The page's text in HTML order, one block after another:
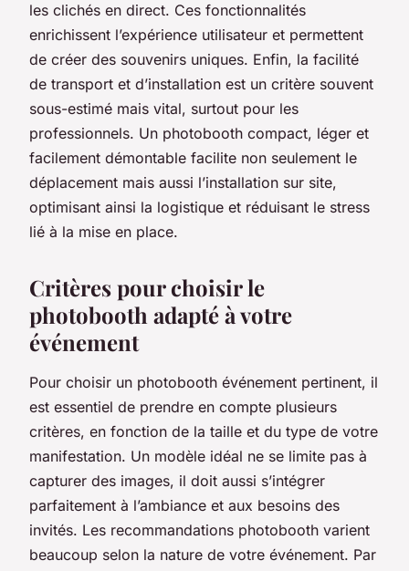
les clichés en direct. Ces fonctionnalités
enrichissent l’expérience utilisateur et permettent
de créer des souvenirs uniques. Enfin, la facilité
de transport et d’installation est un critère souvent
sous-estimé mais vital, surtout pour les
professionnels. Un photobooth compact, léger et
facilement démontable facilite non seulement le
déplacement mais aussi l’installation sur site,
optimisant ainsi la logistique et réduisant le stress
lié à la mise en place.
Critères pour choisir le
photobooth adapté à votre
événement
Pour choisir un photobooth événement pertinent, il
est essentiel de prendre en compte plusieurs
critères, en fonction de la taille et du type de votre
manifestation. Un modèle idéal ne se limite pas à
capturer des images, il doit aussi s’intégrer
parfaitement à l’ambiance et aux besoins des
invités. Les recommandations photobooth varient
beaucoup selon la nature de votre événement. Par